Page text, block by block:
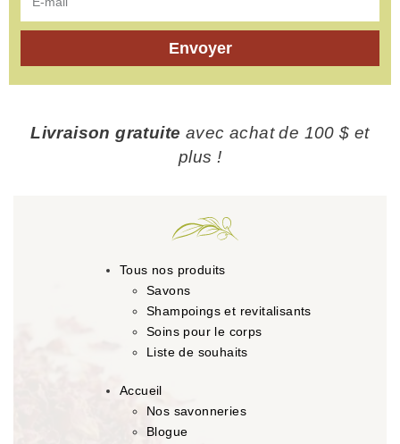
Envoyer
Livraison gratuite avec achat de 100 $ et
plus !
Tous nos produits
Savons
Shampoings et revitalisants
Soins pour le corps
Liste de souhaits
Accueil
Nos savonneries
Blogue